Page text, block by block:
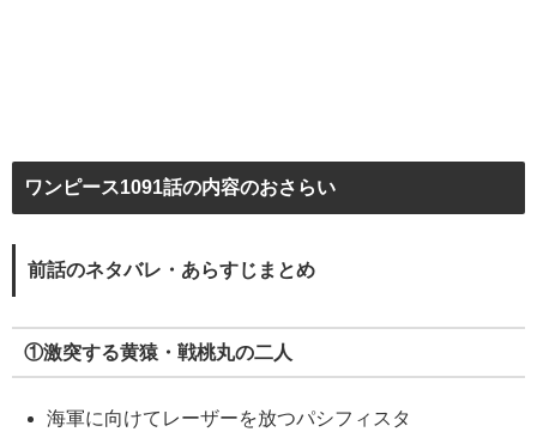
ワンピース1091話の内容のおさらい
前話のネタバレ・あらすじまとめ
①激突する黄猿・戦桃丸の二人
海軍に向けてレーザーを放つパシフィスタ